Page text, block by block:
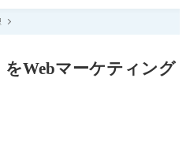
をWebマーケティング